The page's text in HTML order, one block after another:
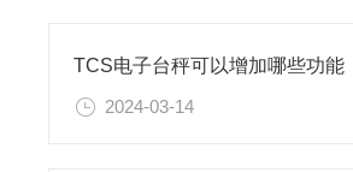
TCS电子台秤可以增加哪些功能
2024-03-14